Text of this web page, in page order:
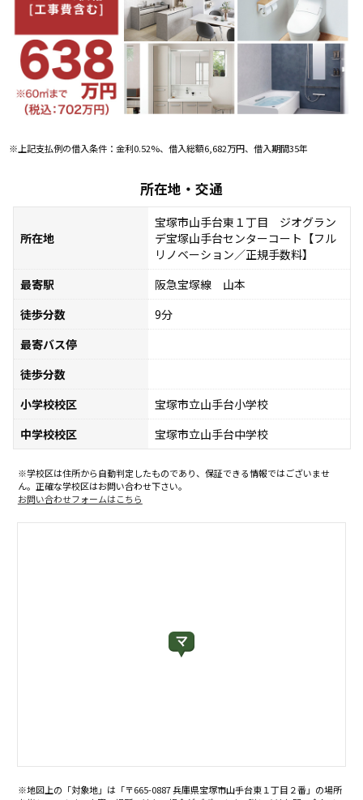
※上記支払例の借入条件：金利0.52%、借入総額6,682万円、借入期間35年
所在地・交通
所在地
宝塚市山手台東１丁目 ジオグラン
デ宝塚山手台センターコート【フル
リノベーション／正規手数料】
最寄駅
阪急宝塚線 山本
徒歩分数
9分
最寄バス停
徒歩分数
小学校校区
宝塚市立山手台小学校
中学校校区
宝塚市立山手台中学校
※学校区は住所から自動判定したものであり、保証できる情報ではございませ
ん。正確な学校区はお問い合わせ下さい。
お問い合わせフォームはこちら
※地図上の「対象地」は「〒665-0887 兵庫県宝塚市山手台東１丁目２番」の場所